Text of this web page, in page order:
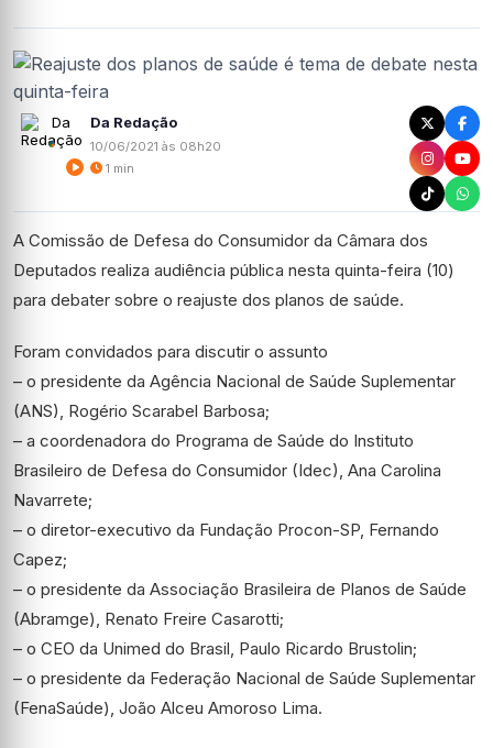
Da Redação
10/06/2021 às 08h20
1 min
A Comissão de Defesa do Consumidor da Câmara dos
Deputados realiza audiência pública nesta quinta-feira (10)
para debater sobre o reajuste dos planos de saúde.
Foram convidados para discutir o assunto
– o presidente da Agência Nacional de Saúde Suplementar
(ANS), Rogério Scarabel Barbosa;
– a coordenadora do Programa de Saúde do Instituto
Brasileiro de Defesa do Consumidor (Idec), Ana Carolina
Navarrete;
– o diretor-executivo da Fundação Procon-SP, Fernando
Capez;
– o presidente da Associação Brasileira de Planos de Saúde
(Abramge), Renato Freire Casarotti;
– o CEO da Unimed do Brasil, Paulo Ricardo Brustolin;
– o presidente da Federação Nacional de Saúde Suplementar
(FenaSaúde), João Alceu Amoroso Lima.